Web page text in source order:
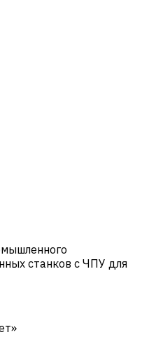
станков с ЧПУ для